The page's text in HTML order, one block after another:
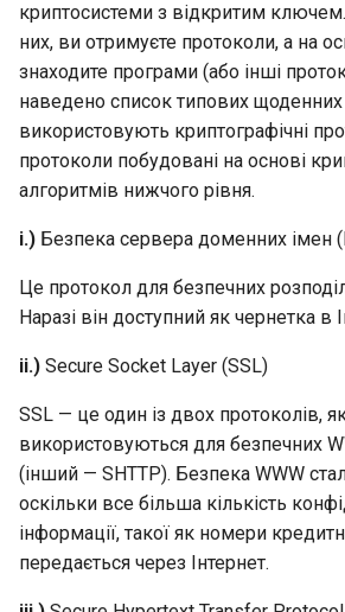
криптосистеми з відкритим
них, ви отримуєте протоколи, а на
знаходите програми (або інші
наведено список типових щоденних
використовують криптографічні
протоколи побудовані на основі
алгоритмів нижчого рівня.
i.) Безпека сервера доменних імен
Це протокол для безпечних
Наразі він доступний як чернетка в
ii.) Secure Socket Layer (SSL)
SSL — це один із двох протоколів,
використовуються для безпечних
(інший — SHTTP). Безпека WWW
оскільки все більша кількість
інформації, такої як номери
передається через Інтернет.